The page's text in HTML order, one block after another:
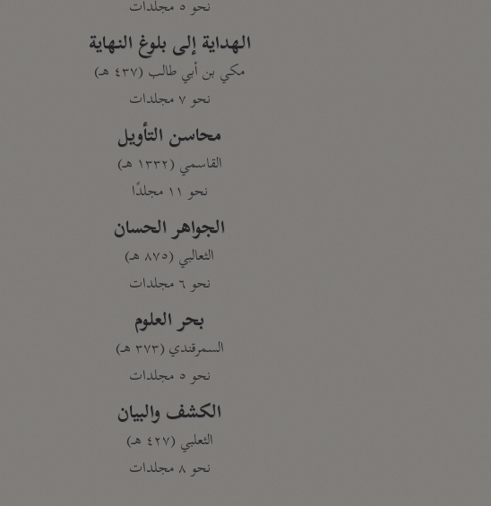
نحو ٥ مجلدات
الهداية إلى بلوغ النهاية
مكي بن أبي طالب (٤٣٧ هـ)
نحو ٧ مجلدات
محاسن التأويل
القاسمي (١٣٣٢ هـ)
نحو ١١ مجلدًا
الجواهر الحسان
الثعالبي (٨٧٥ هـ)
نحو ٦ مجلدات
بحر العلوم
السمرقندي (٣٧٣ هـ)
نحو ٥ مجلدات
الكشف والبيان
الثعلبي (٤٢٧ هـ)
نحو ٨ مجلدات